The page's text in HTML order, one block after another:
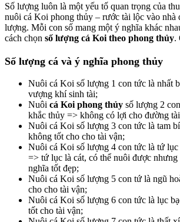
Số lượng luôn là một yếu tố quan trọng của
nuôi cá Koi phong thủy – rước tài lộc vào nhà
lượng. Mỗi con số mang một ý nghĩa khác
cách chọn số lượng cá Koi theo phong thủy.
Số lượng cá và ý nghĩa phong thủy
Nuôi cá Koi số lượng 1 con tức là nhất
vượng khí sinh tài;
Nuôi cá Koi phong thủy số lượng 2
khắc thủy => không có lợi cho đường
Nuôi cá Koi số lượng 3 con tức là tam
không tốt cho cho tài vận;
Nuôi cá Koi số lượng 4 con tức là tứ lục
=> tứ lục là cát, có thể nuôi được
nghĩa tốt đẹp;
Nuôi cá Koi số lượng 5 con tứ là ngũ
cho cho tài vận;
Nuôi cá Koi số lượng 6 con tức là lục
tốt cho tài vận;